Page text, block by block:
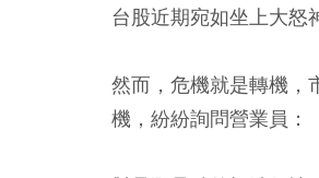
台股近期宛如坐上大怒
然而，危機就是轉機，
機，紛紛詢問營業員：